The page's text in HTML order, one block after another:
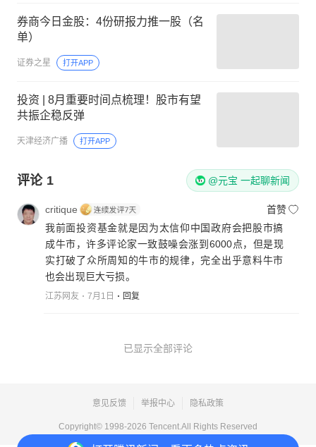
券商今日金股：4份研报力推一股（名
单）
证券之星 打开APP
投资 | 8月重要时间点梳理！股市有望
共振企稳反弹
天津经济广播 打开APP
评论 1 @元宝 一起聊新闻
critique
首赞
我前面投资基金就是因为太信仰中国政府会把股市搞
成牛市，许多评论家一致鼓噪会涨到6000点，但是现
实打破了众所周知的牛市的规律，完全出乎意料牛市
也会出现巨大亏损。
江苏网友 7月1日 回复
已显示全部评论
意见反馈 举报中心 隐私政策
Copyright© 1998-2026 Tencent.All Rights Reserved